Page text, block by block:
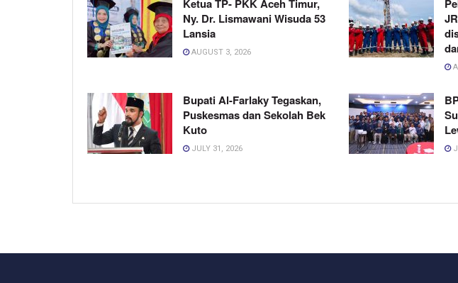
Ketua TP- PKK Aceh Timur,
Ny. Dr. Lismawani Wisuda 53
Lansia
AUGUST 3, 2026
Bupati Al-Farlaky Tegaskan,
Puskesmas dan Sekolah Bek
Kuto
JULY 31, 2026